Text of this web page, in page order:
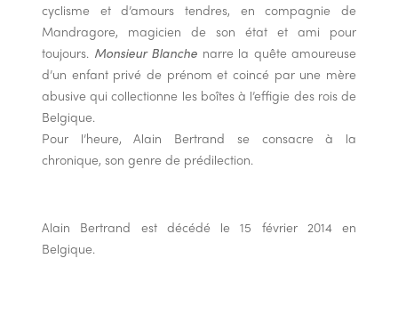
cyclisme et d’amours tendres, en compagnie de
Mandragore, magicien de son état et ami pour
toujours. Monsieur Blanche narre la quête amoureuse
d’un enfant privé de prénom et coincé par une mère
abusive qui collectionne les boîtes à l’effigie des rois de
Belgique.
Pour l’heure, Alain Bertrand se consacre à la
chronique, son genre de prédilection.
Alain Bertrand est décédé le 15 février 2014 en
Belgique.